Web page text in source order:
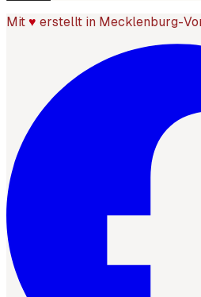
Mit ♥ erstellt in Mecklenburg-